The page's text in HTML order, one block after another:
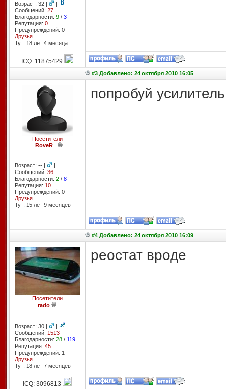
Возраст: 32 |
|
Сообщений: 27
Благодарности: 9/ 3
Репутация: 0
Предупреждений: 0
Друзья
Тут: 18 лет 4 месяцa
ICQ: 11875429
#3 Добавлено: 24 октября 2010 16:05
Посетители
_RoveR_
--
Возраст: -- |
|
Сообщений: 36
Благодарности: 2/ 8
Репутация: 10
Предупреждений: 0
Друзья
Тут: 15 лет 9 месяцев
попробуй
#4 Добавлено: 24 октября 2010 16:09
Посетители
rado
--
Возраст: 30 |
|
Сообщений: 1513
Благодарности: 28/ 119
Репутация: 45
Предупреждений: 1
Друзья
Тут: 18 лет 7 месяцев
реостат вроде
ICQ: 3096813